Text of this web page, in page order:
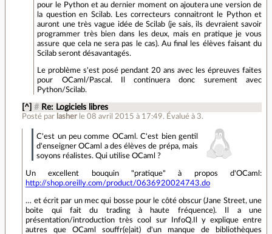
pour le Python et au dernier moment on ajoutera une version de
la question en Scilab. Les correcteurs connaitront le Python et
auront une très vague idée de Scilab (je sais, ils devraient savoir
programmer très bien dans les deux, mais en pratique je vous
assure que cela ne sera pas le cas). Au final les élèves faisant du
Scilab seront désavantagés.
Le problème s'est posé pendant 20 ans avec les épreuves faites
pour OCaml/Pascal. Il continuera donc surement avec
Python/Scilab.
[^] # Re: Logiciels libres
Posté par lasher le 08 avril 2015 à 17:49. Évalué à 3.
C'est un peu comme OCaml. C'est bien gentil
d'enseigner OCaml a des élèves de prépa, mais
soyons réalistes. Qui utilise OCaml ?
Un excellent bouquin "pratique" à propos d'OCaml:
http://shop.oreilly.com/product/0636920024743.do
… et écrit par un mec qui bosse pour le côté obscur (Jane Street, une
boite qui fait du trading à haute fréquence). Il a une
présentation/introduction très cool sur InfoQ.Il y explique entre
autres que OCaml souffr(e|ait) d'un manque de bibliothèques